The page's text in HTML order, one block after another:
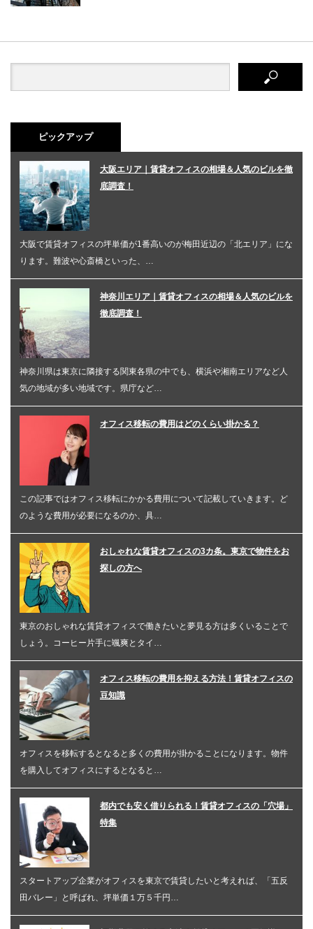
ピックアップ
大阪エリア｜賃貸オフィスの相場＆人気のビルを徹
底調査！
大阪で賃貸オフィスの坪単価が1番高いのが梅田近辺の「北エリア」にな
ります。難波や心斎橋といった、…
神奈川エリア｜賃貸オフィスの相場＆人気のビルを
徹底調査！
神奈川県は東京に隣接する関東各県の中でも、横浜や湘南エリアなど人
気の地域が多い地域です。県庁など…
オフィス移転の費用はどのくらい掛かる？
この記事ではオフィス移転にかかる費用について記載していきます。ど
のような費用が必要になるのか、具…
おしゃれな賃貸オフィスの3カ条。東京で物件をお
探しの方へ
東京のおしゃれな賃貸オフィスで働きたいと夢見る方は多くいることで
しょう。コーヒー片手に颯爽とタイ…
オフィス移転の費用を抑える方法！賃貸オフィスの
豆知識
オフィスを移転するとなると多くの費用が掛かることになります。物件
を購入してオフィスにするとなると…
都内でも安く借りられる！賃貸オフィスの「穴場」
特集
スタートアップ企業がオフィスを東京で賃貸したいと考えれば、「五反
田バレー」と呼ばれ、坪単価１万５千円…